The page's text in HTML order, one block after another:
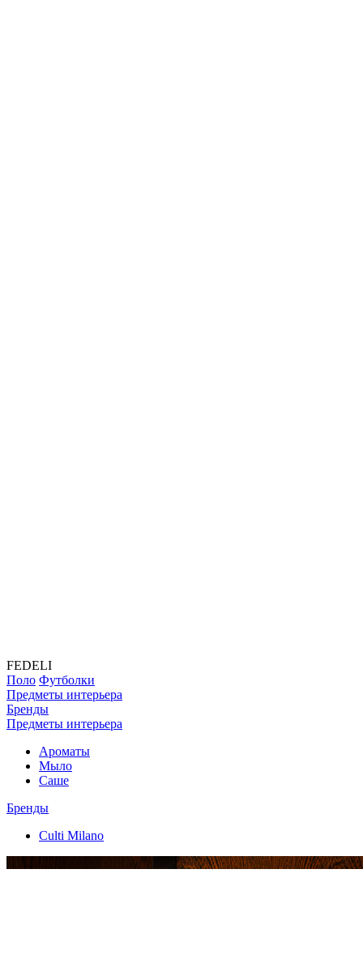
FEDELI
Поло Футболки
Предметы интерьера
Бренды
Предметы интерьера
Ароматы
Мыло
Саше
Бренды
Culti Milano